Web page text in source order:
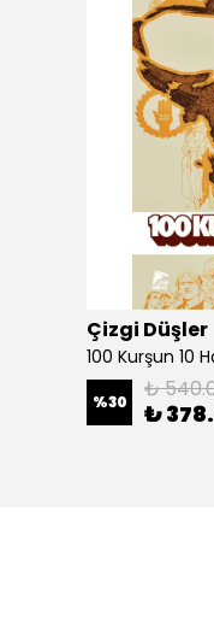
Çizgi Düşler
100 Kurşun 10
%30 ₺
₺